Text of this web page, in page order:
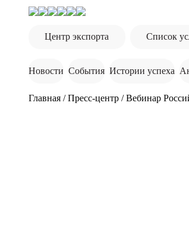
Центр экспорта
Список
Новости События Истории успеха
Главная /Пресс-центр /Вебинар